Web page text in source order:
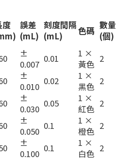
度
誤差
(mL)
刻度間隔
(mL)
色碼 數量
(個)
±
0.007 0.01
1 ×
黃色 2
±
0.010 0.02
1 ×
黑色 2
±
0.030 0.05
1 ×
紅色 2
±
0.050 0.1
1 ×
橙色 2
±
0.100 0.1
1 ×
白色 2